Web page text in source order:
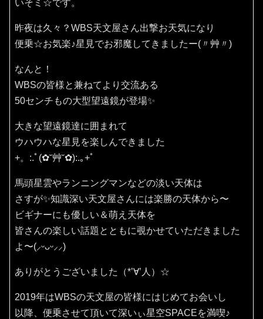
いそミ☆です。
昨夜は久々？WBS天文屋さん出撃お天気になり
便乗☆お気楽♪星見でお邪魔してきましたー(〃艸〃)
なんと！
WBSの皆様と兼ねてより交流ある
50センチもの大型望遠鏡が登場✨
大きな望遠鏡達に囲まれて
ウハウハな星見を楽しんできました
+。:.ﾟ(✿˘艸˘✿):.｡+ﾟ
馬頭星雲やランニングマンなどの淡い天体は
さすが✨知識深い天文屋さんには楽勝の天体から〜
ビギナーにも優しい＆萌え天体を
皆さんの楽しい話題とともに覗かせていただきました
よ〜(⸝ᵕᴗᵕ⸝⸝)
ありがとうございました（*’∀’人）☆
2019年はWBSの天文屋の皆様にはじめてお会いし
以降、便乗させて頂いて深いぃ星空SPACEを満喫♪